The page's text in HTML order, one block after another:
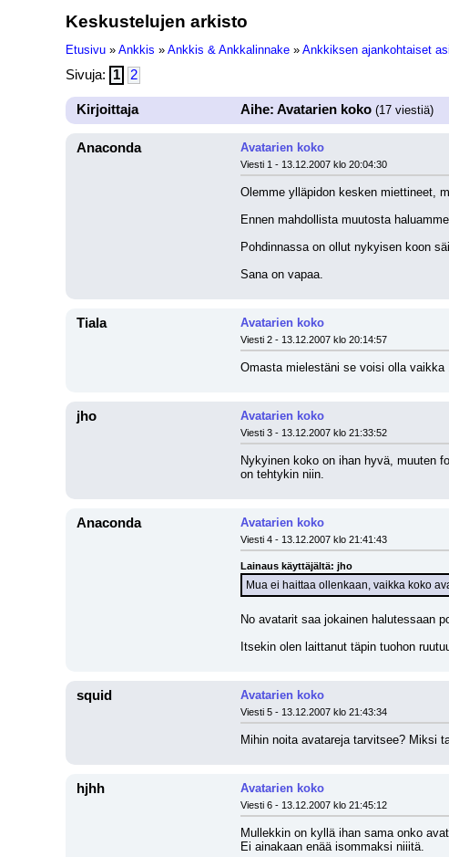
Keskustelujen arkisto
Etusivu » Ankkis » Ankkis & Ankkalinnake » Ankkiksen ajankohtaiset
Sivuja: 1 2
Kirjoittaja Aihe: Avatarien koko (17 viestiä)
Anaconda Avatarien koko
Viesti 1 - 13.12.2007 klo 20:04:30
Olemme ylläpidon kesken miettineet,
Ennen mahdollista muutosta
Pohdinnassa on ollut nykyisen koon
Sana on vapaa.
Tiala Avatarien koko
Viesti 2 - 13.12.2007 klo 20:14:57
Omasta mielestäni se voisi olla
jho Avatarien koko
Viesti 3 - 13.12.2007 klo 21:33:52
Nykyinen koko on ihan hyvä, muuten
on tehtykin niin.
Anaconda Avatarien koko
Viesti 4 - 13.12.2007 klo 21:41:43
Lainaus käyttäjältä: jho
Mua ei haittaa ollenkaan, vaikka koko
No avatarit saa jokainen halutessaan
Itsekin olen laittanut täpin tuohon
squid Avatarien koko
Viesti 5 - 13.12.2007 klo 21:43:34
Mihin noita avatareja tarvitsee? Miksi
hjhh Avatarien koko
Viesti 6 - 13.12.2007 klo 21:45:12
Mullekkin on kyllä ihan sama onko
Ei ainakaan enää isommaksi niiitä.